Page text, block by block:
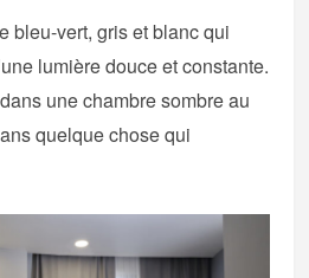
bleu-vert, gris et blanc qui
lumière douce et constante.
une chambre sombre au
quelque chose qui